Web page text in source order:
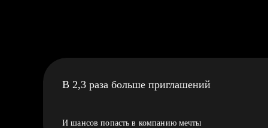
В 2,3 раза больше приглашений
И шансов попасть в компанию мечты